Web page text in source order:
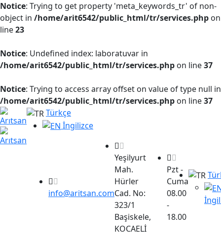
Notice: Trying to get property 'meta_keywords_tr' of non-
object in /home/arit6542/public_html/tr/services.php on
line23
Notice: Undefined index: laboratuvar in
/home/arit6542/public_html/tr/services.php on line37
Notice: Trying to access array offset on value of type null in
/home/arit6542/public_html/tr/services.php on line37
Türkçe
İngilizce
info@aritsan.com
Yeşilyurt
Mah.
Hürler
Cad. No:
323/1
Başiskele,
KOCAELİ
Pzt -
Cuma
08.00
-
18.00